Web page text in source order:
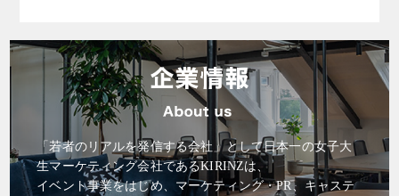
「若者のリアルを発信する会社」として日本一の女子大
生マーケティング会社であるKIRINZは、
イベント事業をはじめ、マーケティング・PR、キャステ